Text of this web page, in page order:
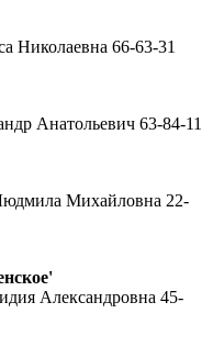
Николаевна 66-63-31
Анатольевич 63-84-11
Михайловна 22-
Александровна 45-